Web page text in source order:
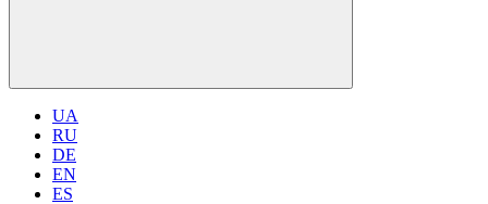
UA
RU
DE
EN
ES